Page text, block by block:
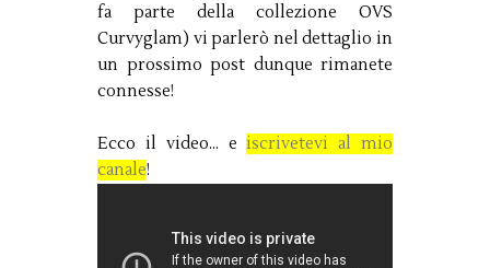
fa parte della collezione OVS
Curvyglam) vi parlerò nel dettaglio in
un prossimo post dunque rimanete
connesse!
Ecco il video... eiscrivetevi al mio
canale!